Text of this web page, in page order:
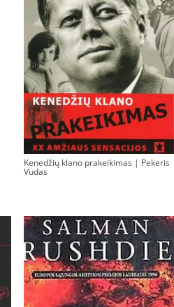
Kenedžių klano prakeikimas | Pekeris
Vudas